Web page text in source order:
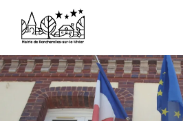
Panneau de gestion des cookies